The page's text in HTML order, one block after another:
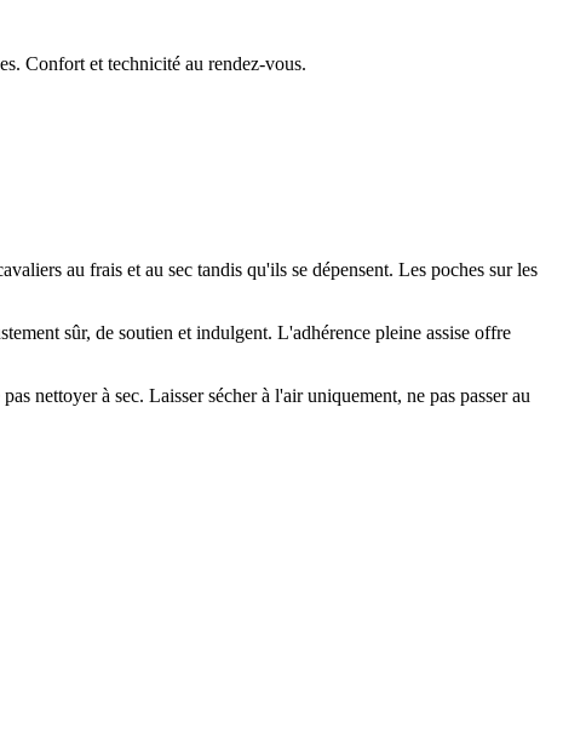
Confort et technicité au rendez-vous.
au frais et au sec tandis qu'ils se dépensent. Les poches sur les
sûr, de soutien et indulgent. L'adhérence pleine assise offre
nettoyer à sec. Laisser sécher à l'air uniquement, ne pas passer au